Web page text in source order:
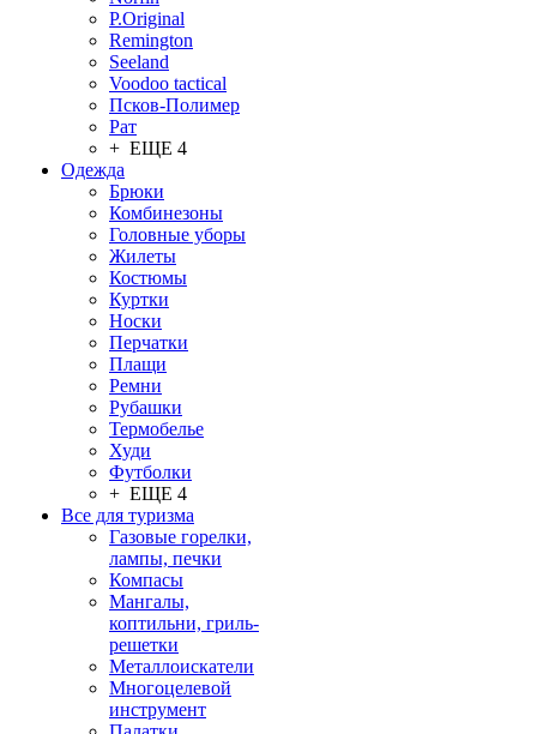
P.Original
Remington
Seeland
Voodoo tactical
Псков-Полимер
Рат
+ ЕЩЕ 4
Одежда
Брюки
Комбинезоны
Головные уборы
Жилеты
Костюмы
Куртки
Носки
Перчатки
Плащи
Ремни
Рубашки
Термобелье
Худи
Футболки
+ ЕЩЕ 4
Все для туризма
Газовые горелки,
лампы, печки
Компасы
Мангалы,
коптильни, гриль-
решетки
Металлоискатели
Многоцелевой
инструмент